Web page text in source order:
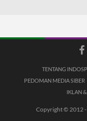
TENTANG
PEDOMAN MEDIA SIBER
IKLAN
Copyright © 2012 -